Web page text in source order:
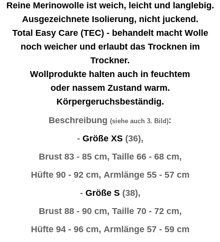
Reine Merinowolle ist weich, leicht und langlebig.
Ausgezeichnete Isolierung, nicht juckend.
Total Easy Care (TEC) - behandelt macht Wolle
noch weicher und erlaubt das Trocknen im
Trockner.
Wollprodukte halten auch in feuchtem
oder nassem Zustand warm.
Körpergeruchsbeständig.
Beschreibung (siehe auch 3. Bild):
- Größe XS(36),
Brust 83 - 85 cm, Taille 66 - 68 cm,
Hüfte 90 - 92 cm, Armlänge 55 - 57 cm
- Größe S(38),
Brust 88 - 90 cm, Taille 70 - 72 cm,
Hüfte 94 - 96 cm, Armlänge 57 - 59 cm